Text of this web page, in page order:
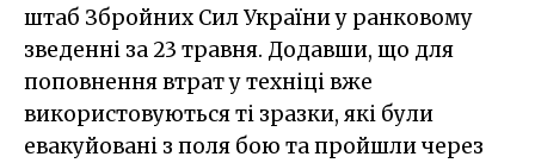
штаб Збройних Сил України у ранковому
зведенні за 23 травня. Додавши, що для
поповнення втрат у техніці вже
використовуються ті зразки, які були
евакуйовані з поля бою та пройшли через